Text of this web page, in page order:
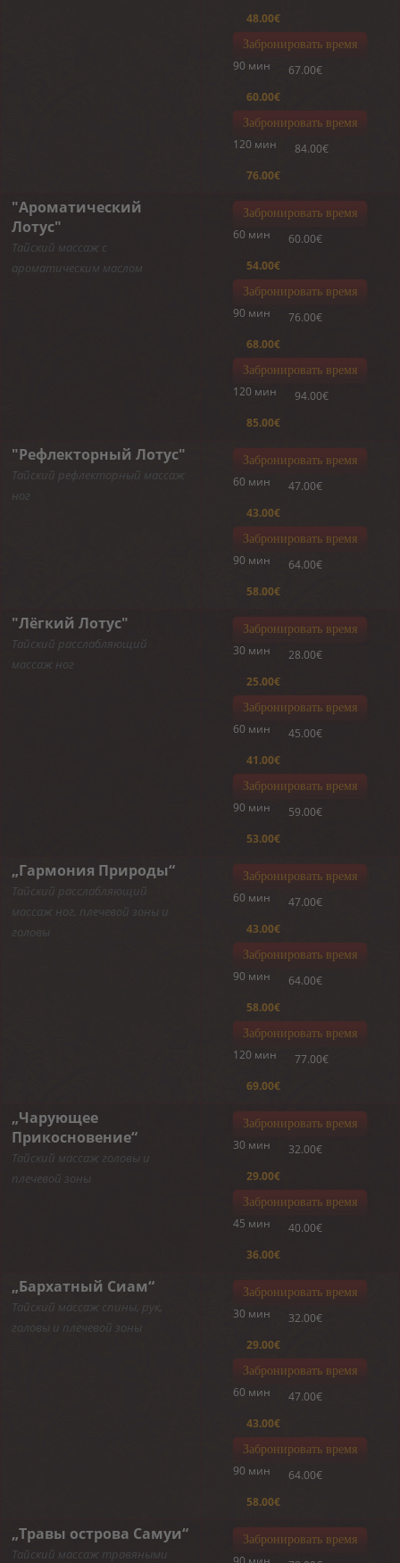
48.00€
Забронировать время
90 мин
67.00€
60.00€
Забронировать время
120 мин
84.00€
76.00€
"Ароматический
Лотус"
Тайский массаж с
ароматическим маслом
Забронировать время
60 мин
60.00€
54.00€
Забронировать время
90 мин
76.00€
68.00€
Забронировать время
120 мин
94.00€
85.00€
"Рефлекторный Лотус"
Тайский рефлекторный массаж
ног
Забронировать время
60 мин
47.00€
43.00€
Забронировать время
90 мин
64.00€
58.00€
"Лёгкий Лотус"
Тайский расслабляющий
массаж ног
Забронировать время
30 мин
28.00€
25.00€
Забронировать время
60 мин
45.00€
41.00€
Забронировать время
90 мин
59.00€
53.00€
„Гармония Природы“
Тайский расслабляющий
массаж ног, плечевой зоны и
головы
Забронировать время
60 мин
47.00€
43.00€
Забронировать время
90 мин
64.00€
58.00€
Забронировать время
120 мин
77.00€
69.00€
„Чарующее
Прикосновение“
Тайский массаж головы и
плечевой зоны
Забронировать время
30 мин
32.00€
29.00€
Забронировать время
45 мин
40.00€
36.00€
„Бархатный Сиам“
Тайский массаж спины, рук,
головы и плечевой зоны
Забронировать время
30 мин
32.00€
29.00€
Забронировать время
60 мин
47.00€
43.00€
Забронировать время
90 мин
64.00€
58.00€
„Травы острова Самуи“
Тайский массаж травяными
Забронировать время